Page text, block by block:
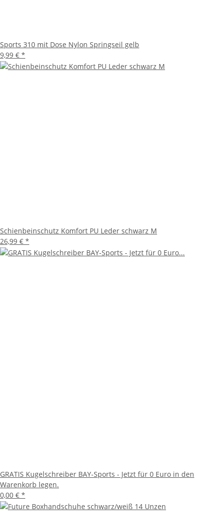
Sports 310 mit Dose Nylon Springseil gelb
9,99 € *
Schienbeinschutz Komfort PU Leder schwarz M
26,99 € *
GRATIS Kugelschreiber BAY-Sports - Jetzt für 0 Euro in den
Warenkorb legen.
0,00 € *